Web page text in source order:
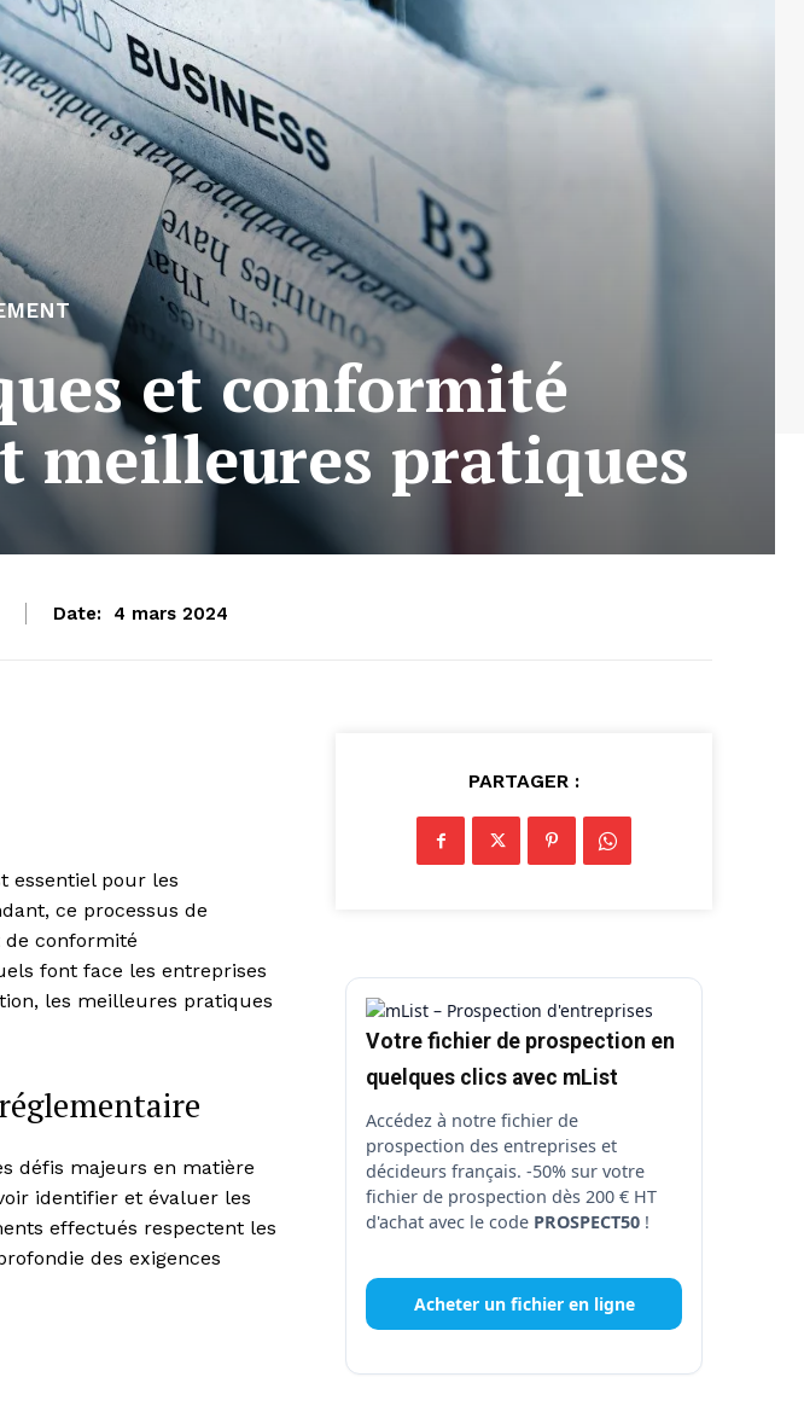
et conformité
meilleures pratiques
Date: 4 mars 2024
essentiel pour les
ce processus de
de conformité
font face les entreprises
les meilleures pratiques
défis majeurs en matière
identifier et évaluer les
effectués respectent les
des exigences
PARTAGER :
Votre fichier de prospection en
quelques clics avec mList
Accédez à notre fichier de
prospection des entreprises et
décideurs français. -50% sur votre
fichier de prospection dès 200 € HT
d'achat avec le code PROSPECT50 !
Acheter un fichier en ligne